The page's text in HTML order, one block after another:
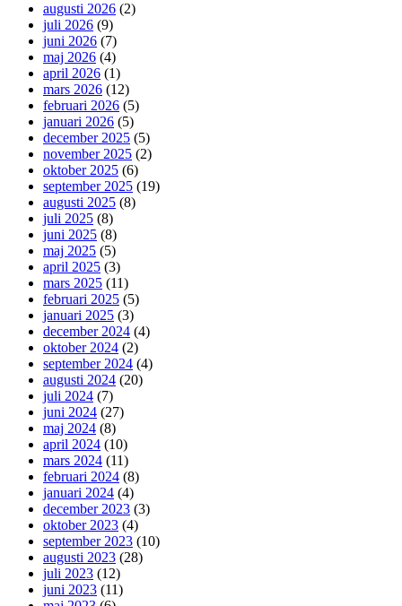
augusti 2026 (2)
juli 2026 (9)
juni 2026 (7)
maj 2026 (4)
april 2026 (1)
mars 2026 (12)
februari 2026 (5)
januari 2026 (5)
december 2025 (5)
november 2025 (2)
oktober 2025 (6)
september 2025 (19)
augusti 2025 (8)
juli 2025 (8)
juni 2025 (8)
maj 2025 (5)
april 2025 (3)
mars 2025 (11)
februari 2025 (5)
januari 2025 (3)
december 2024 (4)
oktober 2024 (2)
september 2024 (4)
augusti 2024 (20)
juli 2024 (7)
juni 2024 (27)
maj 2024 (8)
april 2024 (10)
mars 2024 (11)
februari 2024 (8)
januari 2024 (4)
december 2023 (3)
oktober 2023 (4)
september 2023 (10)
augusti 2023 (28)
juli 2023 (12)
juni 2023 (11)